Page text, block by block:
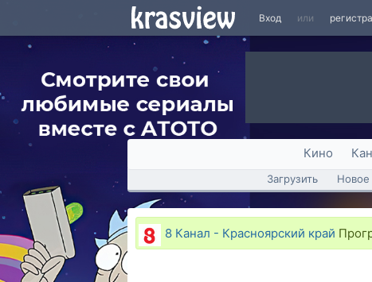
Вход или
Кино
Загрузить Новое
8 Канал - Красноярский край